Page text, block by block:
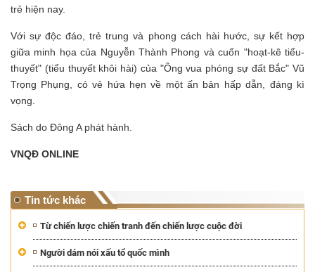
trẻ hiện nay.
Với sự độc đáo, trẻ trung và phong cách hài hước, sự kết hợp
giữa minh họa của Nguyễn Thành Phong và cuốn "hoạt-kê tiểu-
thuyết" (tiểu thuyết khôi hài) của "Ông vua phóng sự đất Bắc" Vũ
Trọng Phụng, có vẻ hứa hẹn về một ấn bản hấp dẫn, đáng kì
vọng.
Sách do Đông A phát hành.
VNQĐ ONLINE
Tin tức khác
Từ chiến lược chiến tranh đến chiến lược cuộc đời
Người dám nói xấu tổ quốc mình